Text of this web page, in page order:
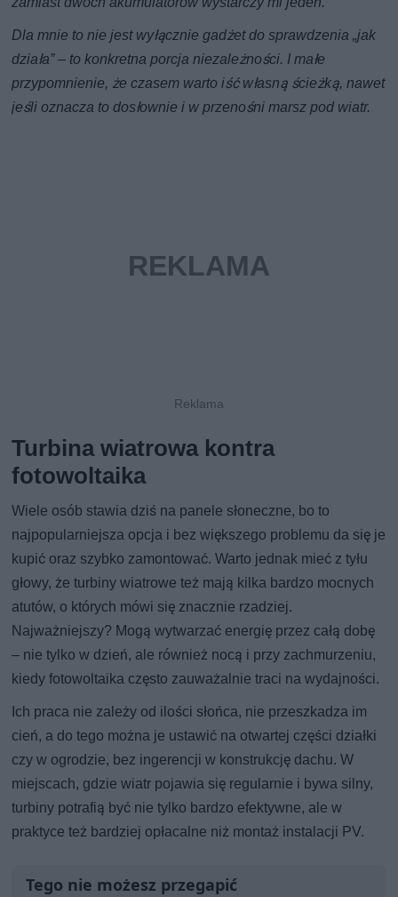
Dla mnie to nie jest wyłącznie gadżet do sprawdzenia „jak
działa” – to konkretna porcja niezależności. I małe
przypomnienie, że czasem warto iść własną ścieżką, nawet
jeśli oznacza to dosłownie i w przenośni marsz pod wiatr.
Turbina wiatrowa kontra
fotowoltaika
Wiele osób stawia dziś na panele słoneczne, bo to
najpopularniejsza opcja i bez większego problemu da się je
kupić oraz szybko zamontować. Warto jednak mieć z tyłu
głowy, że turbiny wiatrowe też mają kilka bardzo mocnych
atutów, o których mówi się znacznie rzadziej.
Najważniejszy? Mogą wytwarzać energię przez całą dobę
– nie tylko w dzień, ale również nocą i przy zachmurzeniu,
kiedy fotowoltaika często zauważalnie traci na wydajności.
Ich praca nie zależy od ilości słońca, nie przeszkadza im
cień, a do tego można je ustawić na otwartej części działki
czy w ogrodzie, bez ingerencji w konstrukcję dachu. W
miejscach, gdzie wiatr pojawia się regularnie i bywa silny,
turbiny potrafią być nie tylko bardzo efektywne, ale w
praktyce też bardziej opłacalne niż montaż instalacji PV.
Tego nie możesz przegapić